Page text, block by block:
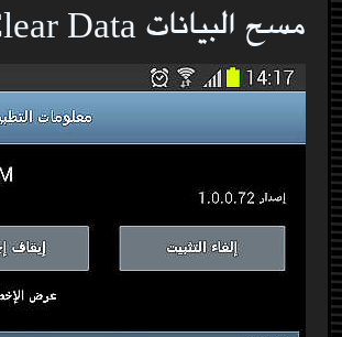
مسح البيانات Clear Data